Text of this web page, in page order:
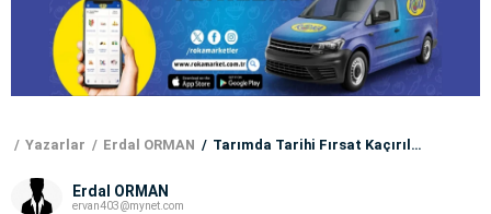
Yazarlar Erdal ORMAN Tarımda Tarihi Fırsat Kaçırılmamalı
Erdal ORMAN
ervan403@mynet.com